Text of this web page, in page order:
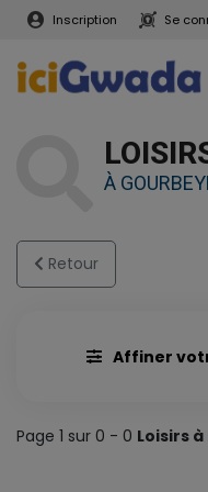
Inscription Se
À
Retour
Affiner
Page 1 sur 0 - 0 Loisirs